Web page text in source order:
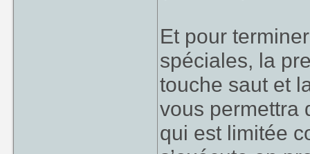
Et pour
spéciales, la
touche saut et
vous permettra
qui est limitée